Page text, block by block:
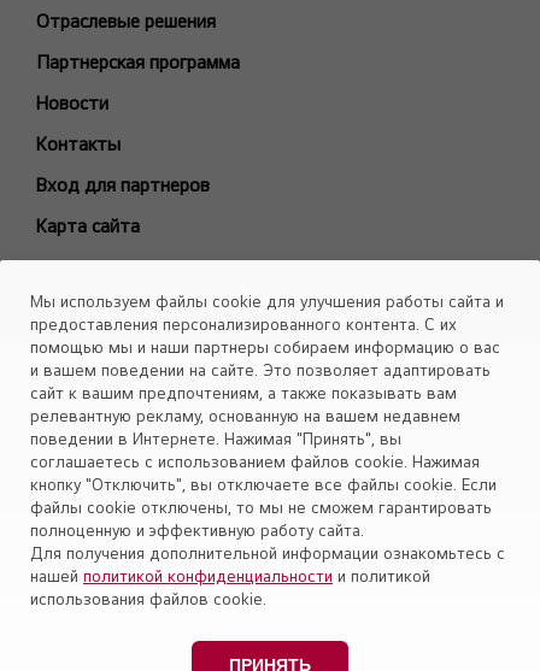
Фанкойлы
Модели снятые с производства
БЫТОВЫЕ СПЛИТ-СИСТЕМЫ
ARTCOOL Mirror
ARTCOOL Objet Green
Deluxe Pro
Air PuriCare
Evo Max
Eco Smart
Look Smart
ProCool
Mega Dual Plus
Mega Smart
Отраслевые решения
Партнерская программа
Новости
Контакты
Вход для партнеров
Карта сайта
Скачать
Объекты
Установите приложение «Cервис кондиционеров LG Aircon»
Политика конфиденциальности
Персональные данные пользователей
Мы используем файлы cookie для улучшения работы сайта и
предоставления персонализированного контента. С их
помощью мы и наши партнеры собираем информацию о вас
и вашем поведении на сайте. Это позволяет адаптировать
сайт к вашим предпочтениям, а также показывать вам
релевантную рекламу, основанную на вашем недавнем
поведении в Интернете. Нажимая "Принять", вы
соглашаетесь с использованием файлов cookie. Нажимая
кнопку "Отключить", вы отключаете все файлы cookie. Если
файлы cookie отключены, то мы не сможем гарантировать
полноценную и эффективную работу сайта.
Для получения дополнительной информации ознакомьтесь с
нашей политикой конфиденциальности и политикой
использования файлов cookie.
ПРИНЯТЬ